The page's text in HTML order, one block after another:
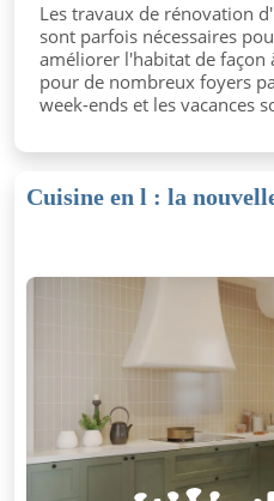
Les travaux de rénovation
sont parfois nécessaires
améliorer l'habitat de façon
pour de nombreux foyers
week-ends et les vacances
Cuisine en l : la